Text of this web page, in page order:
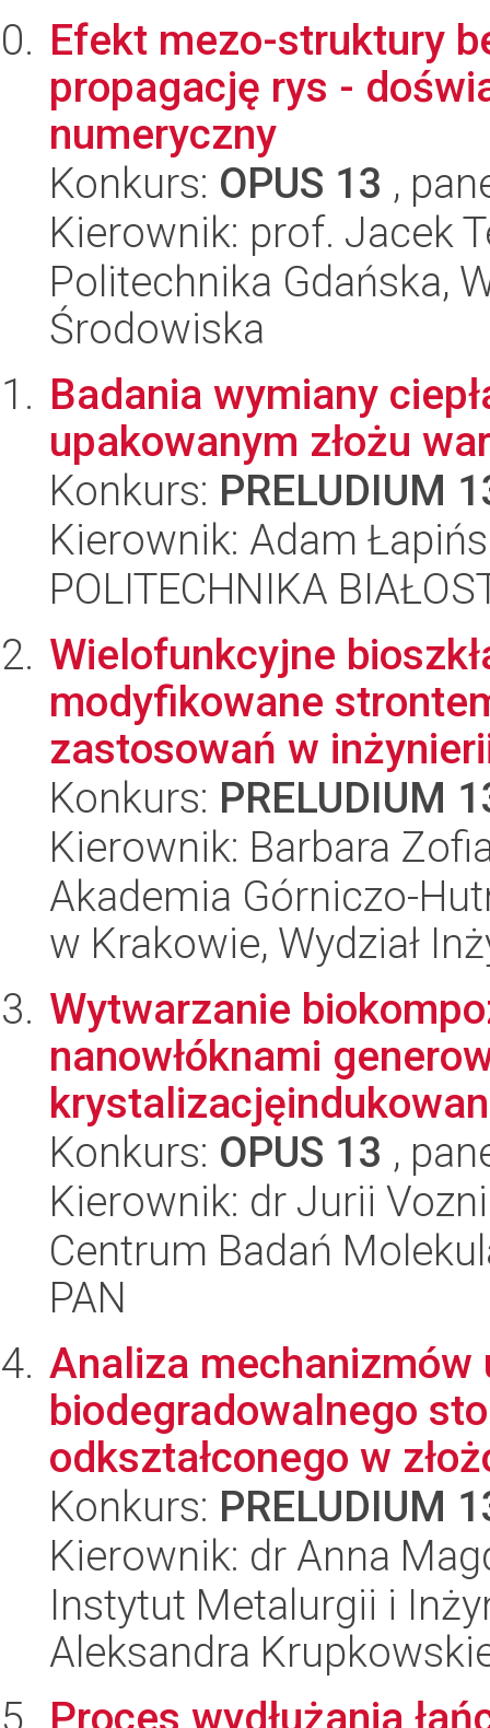
Efekt mezo-struktury
propagację rys -
numeryczny
Konkurs: OPUS 13 ,
Kierownik: prof. Jacek
Politechnika Gdańska,
Środowiska
Badania wymiany
upakowanym złożu
Konkurs: PRELUDIUM
Kierownik: Adam
POLITECHNIKA
Wielofunkcyjne
modyfikowane
zastosowań w
Konkurs: PRELUDIUM
Kierownik: Barbara
Akademia Górniczo-
w Krakowie, Wydział
Wytwarzanie
nanowłóknami
Konkurs: OPUS 13 ,
Kierownik: dr Jurii
Centrum Badań
PAN
Analiza mechanizmów
biodegradowalnego
odkształconego w
Konkurs: PRELUDIUM
Kierownik: dr Anna
Instytut Metalurgii i
Aleksandra
Proces wydłużania